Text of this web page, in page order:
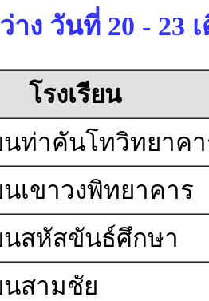
าง วันที่ 20 - 23
โรงเรียน
นท่าคันโทวิทยาค
นเขาวงพิทยาคาร
นสหัสขันธ์ศึกษา
นสามชัย